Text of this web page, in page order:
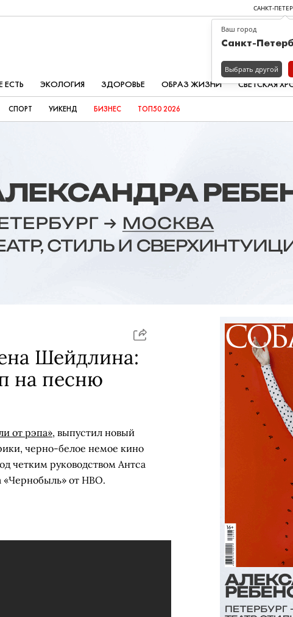
САНКТ-
ЕСТЬ ЭКОЛОГИЯ ЗДОРОВЬЕ ОБРАЗ ЖИЗНИ СВЕТСКАЯ
СПОРТ УИКЕНД БИЗНЕС ТОП50 2026
Шейдлина:
на песню
от рэпа», выпустил новый
черно-белое немое кино
четким руководством Антса
от HBO.
Ваш город
Санкт-
Выбрать другой